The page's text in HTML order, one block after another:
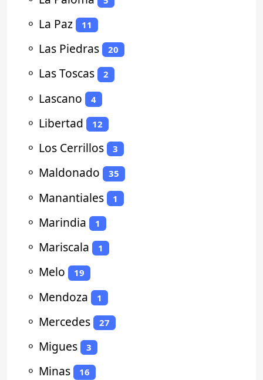
⚬ La Paz 11
⚬ Las Piedras 20
⚬ Las Toscas 2
⚬ Lascano 4
⚬ Libertad 12
⚬ Los Cerrillos 3
⚬ Maldonado 35
⚬ Manantiales 1
⚬ Marindia 1
⚬ Mariscala 1
⚬ Melo 19
⚬ Mendoza 1
⚬ Mercedes 27
⚬ Migues 3
⚬ Minas 16